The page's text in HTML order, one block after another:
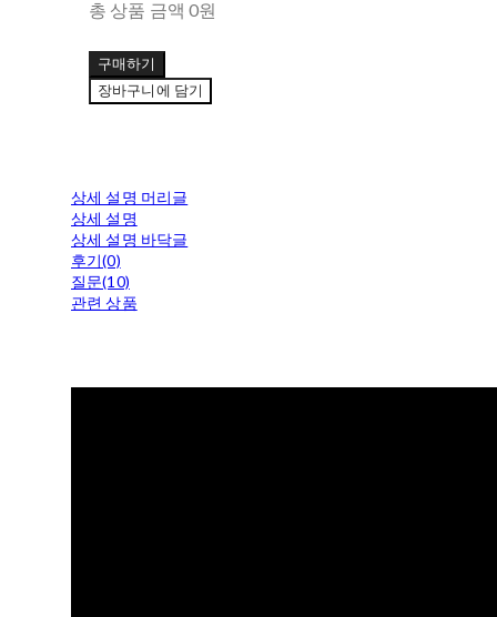
총 상품 금액 0원
구매하기
장바구니에 담기
상세 설명 머리글
상세 설명
상세 설명 바닥글
후기(0)
질문(10)
관련 상품